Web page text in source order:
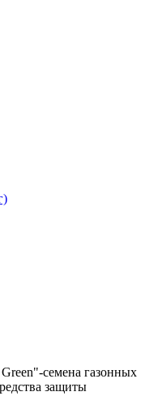
семена газонных
защиты